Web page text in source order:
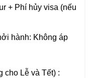
+ Phí hủy visa (nếu
hành: Không áp
cho Lễ và Tết) :